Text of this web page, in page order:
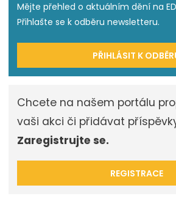
Mějte přehled o aktuálním dění na
Přihlašte se k odběru newsletteru.
PŘIHLÁSIT K
Chcete na našem portálu
vaši akci či přidávat
Zaregistrujte se.
REGISTRACE